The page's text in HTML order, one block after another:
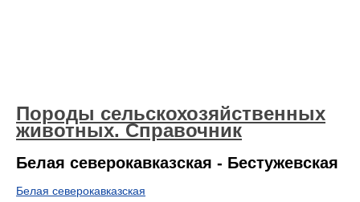
Породы сельскохозяйственных
животных. Справочник
Белая северокавказская - Бестужевская
Белая северокавказская